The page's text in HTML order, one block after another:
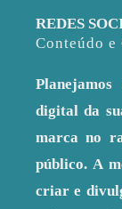
REDES
Conteúdo e
Planejamos
digital da
marca no
público. A
criar e